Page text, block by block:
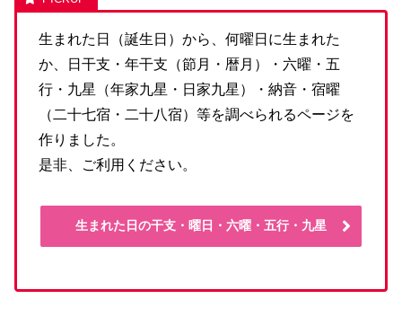
生まれた日（誕生日）から、何曜日に生まれた
か、日干支・年干支（節月・暦月）・六曜・五
行・九星（年家九星・日家九星）・納音・宿曜
（二十七宿・二十八宿）等を調べられるページを
作りました。
是非、ご利用ください。
生まれた日の干支・曜日・六曜・五行・九星